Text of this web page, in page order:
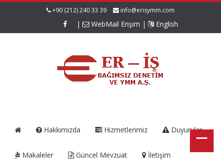
+90 (212) 240 33 39 info@erisymm.com
| WebMail Erişim | English
Hakkımızda Hizmetlerimiz Duyurular
Makaleler Güncel Mevzuat İletişim